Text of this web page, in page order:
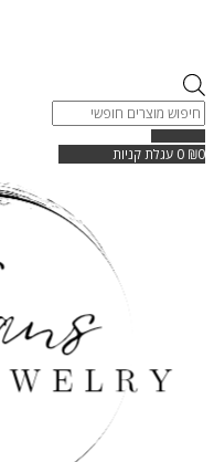
Products
search
₪0
0 עגלת קניות